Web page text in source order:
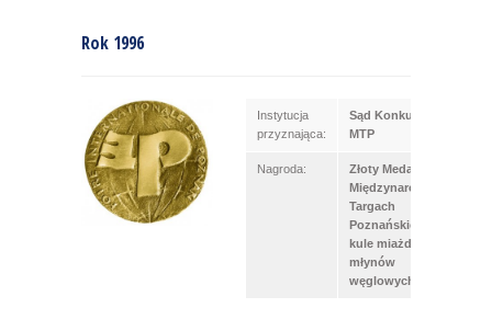
Rok 1996
Instytucja
przyznająca:
Sąd Konkursowy
MTP
Nagroda:
Złoty Medal na 68
Międzynarodowych
Targach
Poznańskich za
kule miażdżące do
młynów
węglowych